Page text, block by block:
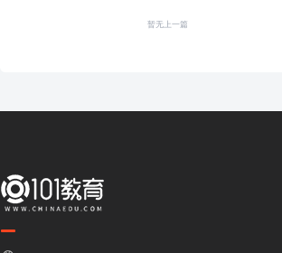
暂无上一篇